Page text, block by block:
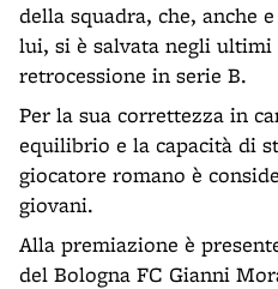
della squadra, che, anche
lui, si è salvata negli ultimi
retrocessione in serie B.
Per la sua correttezza in
equilibrio e la capacità di
giocatore romano è
giovani.
Alla premiazione è
del Bologna FC Gianni